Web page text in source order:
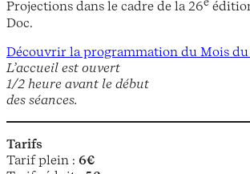
L’accueil est ouvert
1/2 heure avant le début
des séances.
Tarifs
Tarif plein : 6€
Projections dans le cadre de la 26
Doc.
Découvrir la programmation du Mois du